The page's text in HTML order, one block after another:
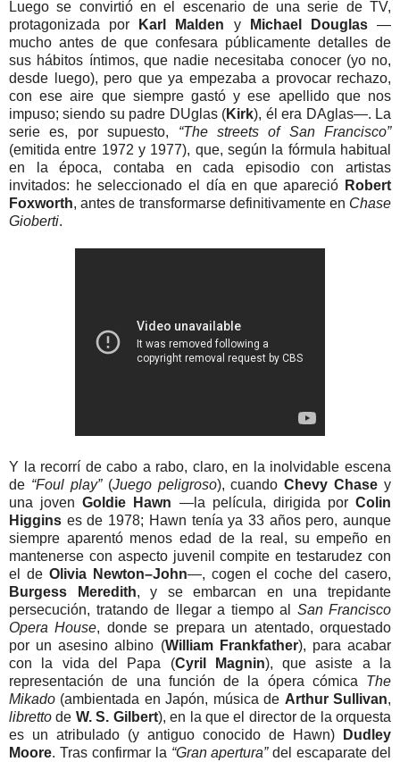
Luego se convirtió en el escenario de una serie de TV,
protagonizada por
Karl Malden y Michael Douglas—
mucho antes de que confesara públicamente detalles de
sus hábitos íntimos, que nadie necesitaba conocer (yo no,
desde luego), pero que ya empezaba a provocar rechazo,
con ese aire que siempre gastó y ese apellido que nos
impuso; siendo su padre DUglas (Kirk), él era DAglas—. La
serie es, por supuesto, “The streets of San Francisco”
(emitida entre 1972 y 1977), que, según la fórmula habitual
en la época, contaba en cada episodio con artistas
invitados: he seleccionado el día en que apareció Robert
Foxworth, antes de transformarse definitivamente en Chase
Gioberti.
Y la recorrí de cabo a rabo, claro, en la inolvidable escena
de “Foul play”(Juego peligroso), cuandoChevy Chase y
una jovenGoldie Hawn —la película, dirigida por Colin
Higgins es de 1978; Hawn tenía ya 33 años pero, aunque
siempre aparentó menos edad de la real, su empeño en
mantenerse con aspecto juvenil compite en testarudez con
el de Olivia Newton–John—, cogen el coche del casero,
Burgess Meredith, y se embarcan en una trepidante
persecución, tratando de llegar a tiempo al San Francisco
Opera House, donde se prepara un atentado, orquestado
por un asesino albino (William Frankfather), para acabar
con la vida del Papa (Cyril Magnin), que asiste a la
representación de una función de la ópera cómica The
Mikado (ambientada en Japón, música de Arthur Sullivan,
librettode W. S. Gilbert), en la que el director de la orquesta
es un atribulado (y antiguo conocido de Hawn)
Dudley
Moore. Tras confirmar la “Gran apertura”del escaparate del